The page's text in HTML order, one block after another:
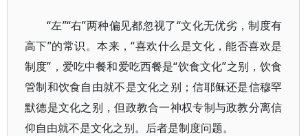
“左”“右”两种偏见都忽视了“文化无优劣，制度有
高下”的常识。本来，“喜欢什么是文化，能否喜欢是
制度”，爱吃中餐和爱吃西餐是“饮食文化”之别，饮食
管制和饮食自由就不是文化之别；信耶稣还是信穆罕
默德是文化之别，但政教合一神权专制与政教分离信
仰自由就不是文化之别。后者是制度问题。